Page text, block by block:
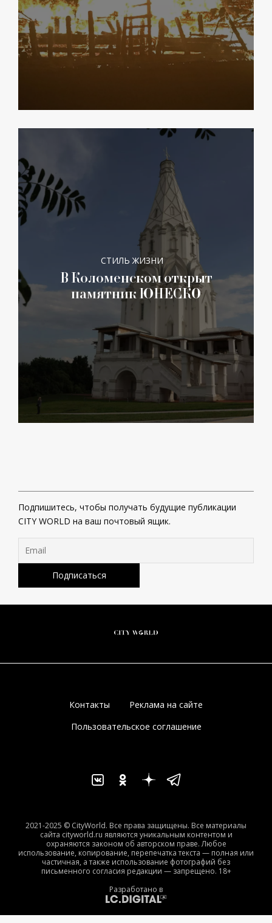
СТИЛЬ ЖИЗНИ
В Коломенском открыт
памятник ЮНЕСКО
Подпишитесь, чтобы получать будущие публикации
CITY WORLD на ваш почтовый ящик.
Контакты
Реклама на сайте
Пользовательское соглашение
2021-2025 © CityWorld. Все права защищены. Все материалы
сайта cityworld.ru являются уникальным контентом и
охраняются законом об авторском праве. Любое
использование, копирование, перепечатка текста — полная или
частичная, а также использование фотографий без
письменного согласия редакции — запрещено. 18+
Разработано в